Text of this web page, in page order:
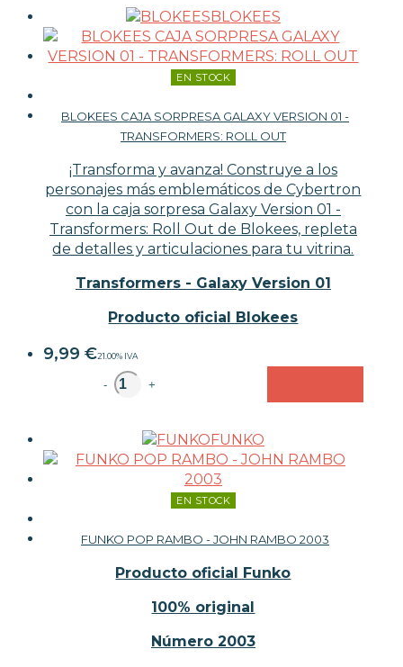
BLOKEES
EN STOCK
BLOKEES CAJA SORPRESA GALAXY VERSION 01 -
TRANSFORMERS: ROLL OUT
¡Transforma y avanza! Construye a los
personajes más emblemáticos de Cybertron
con la caja sorpresa Galaxy Version 01 -
Transformers: Roll Out de Blokees, repleta
de detalles y articulaciones para tu vitrina.
Transformers - Galaxy Version 01
Producto oficial Blokees
9,99 €21.00% IVA
- +
FUNKO
EN STOCK
FUNKO POP RAMBO - JOHN RAMBO 2003
Producto oficial Funko
100% original
Número 2003